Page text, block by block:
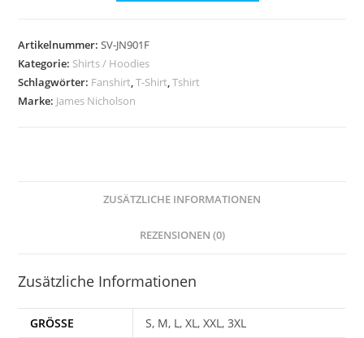
Urmitz
Damen
Menge
Artikelnummer:SV-JN901F
Kategorie: Shirts / Hoodies
Schlagwörter: Fanshirt,T-Shirt,Tshirt
Marke: James Nicholson
ZUSÄTZLICHE INFORMATIONEN
REZENSIONEN (0)
Zusätzliche Informationen
GRÖSSE S, M, L, XL, XXL, 3XL